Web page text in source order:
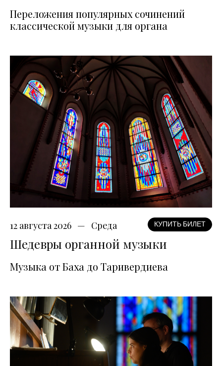
Переложения популярных сочинений
классической музыки для органа
12 августа 2026 Среда КУПИТЬ БИЛЕТ
Шедевры органной музыки
Музыка от Баха до Таривердиева